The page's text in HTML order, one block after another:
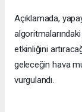
Açıklamada,
etkinliğini
geleceğin hava
vurgulandı.